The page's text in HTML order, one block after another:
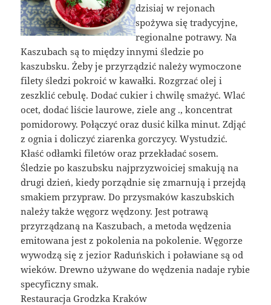
dzisiaj w rejonach
spożywa się tradycyjne,
regionalne potrawy. Na
Kaszubach są to między innymi śledzie po
kaszubsku. Żeby je przyrządzić należy wymoczone
filety śledzi pokroić w kawałki. Rozgrzać olej i
zeszklić cebulę. Dodać cukier i chwilę smażyć. Wlać
ocet, dodać liście laurowe, ziele ang ., koncentrat
pomidorowy. Połączyć oraz dusić kilka minut. Zdjąć
z ognia i doliczyć ziarenka gorczycy. Wystudzić.
Kłaść odłamki filetów oraz przekładać sosem.
Śledzie po kaszubsku najprzyzwoiciej smakują na
drugi dzień, kiedy porządnie się zmarnują i przejdą
smakiem przypraw. Do przysmaków kaszubskich
należy także węgorz wędzony. Jest potrawą
przyrządzaną na Kaszubach, a metoda wędzenia
emitowana jest z pokolenia na pokolenie. Węgorze
wywodzą się z jezior Raduńskich i poławiane są od
wieków. Drewno używane do wędzenia nadaje rybie
specyficzny smak.
Restauracja Grodzka Kraków